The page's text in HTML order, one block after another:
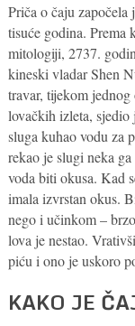
Priča o čaju započela
tisuće godina. Prema
mitologiji, 2737.
kineski vladar Shen
travar, tijekom
lovačkih izleta, sjedio
sluga kuhao vodu za
rekao je slugi neka
voda biti okusa. Kad
imala izvrstan okus.
nego i učinkom –
lova je nestao.
piću i ono je uskoro
KAKO JE